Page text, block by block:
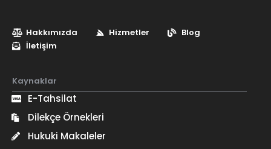
Hakkımızda Hizmetler
Blog
İletişim
Kaynaklar
E-Tahsilat
Dilekçe Örnekleri
Hukuki Makaleler